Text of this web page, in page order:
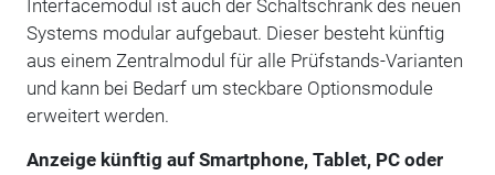
Interfacemodul ist auch der Schaltschrank des neuen
Systems modular aufgebaut. Dieser besteht künftig
aus einem Zentralmodul für alle Prüfstands-Varianten
und kann bei Bedarf um steckbare Optionsmodule
erweitert werden.
Anzeige künftig auf Smartphone, Tablet, PC oder